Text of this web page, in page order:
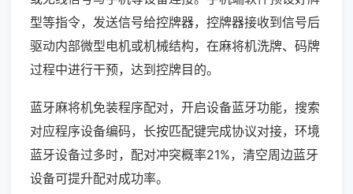
型等指令，发送信号给控牌器，控牌器接收到信号后
驱动内部微型电机或机械结构，在麻将机洗牌、码牌
过程中进行干预，达到控牌目的。
蓝牙麻将机免装程序配对，开启设备蓝牙功能，搜索
对应程序设备编码，长按匹配键完成协议对接，环境
蓝牙设备过多时，配对冲突概率21%，清空周边蓝牙
设备可提升配对成功率。